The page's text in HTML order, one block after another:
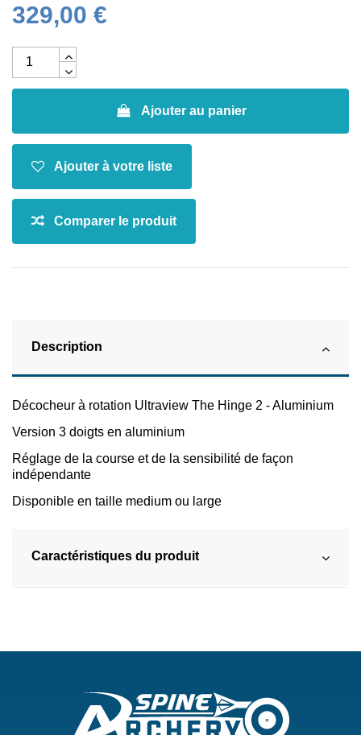
329,00 €
Ajouter au panier
Description
Décocheur à rotation Ultraview The Hinge 2 - Aluminium
Version 3 doigts en aluminium
Réglage de la course et de la sensibilité de façon
indépendante
Disponible en taille medium ou large
Caractéristiques du produit